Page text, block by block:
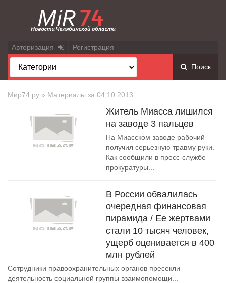
Авторизация Регистрация
Поиск
Мир74.ру » Материалы за 04.10.2013
Житель Миасса лишился
на заводе 3 пальцев
На Миасском заводе рабочий
получил серьезную травму руки.
Как сообщили в пресс-службе
прокуратуры...
В России обвалилась
очередная финансовая
пирамида / Ее жертвами
стали 10 тысяч человек,
ущерб оценивается в 400
млн рублей
Сотрудники правоохранительных органов пресекли
деятельность социальной группы взаимопомощи...